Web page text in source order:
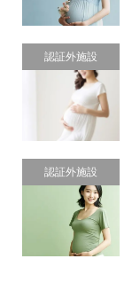
認証外施設
認証外施設